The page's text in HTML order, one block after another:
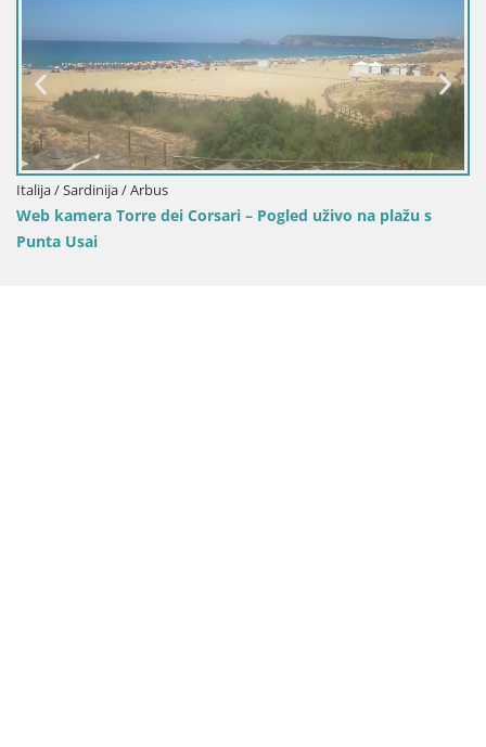
na plažu s
Italija / Sardinija / Oristano
Plaža Mari Ermi | Is Arutas – Oristano